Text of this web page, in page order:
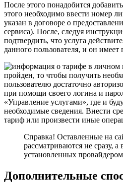
После этого понадобится
этого необходимо ввести номер
указан в договоре о
сервиса). После, следуя
подтвердить, что услуга
данного пользователя, и он имеет
пройден, то чтобы получить
пользователю достаточно
при помощи своего логина и
«Управление услугами», где и
необходимые сведения. Внести
тариф или произвести иные
Справка! Оставленные на
рассматриваются не сразу, а
установленных
Дополнительные